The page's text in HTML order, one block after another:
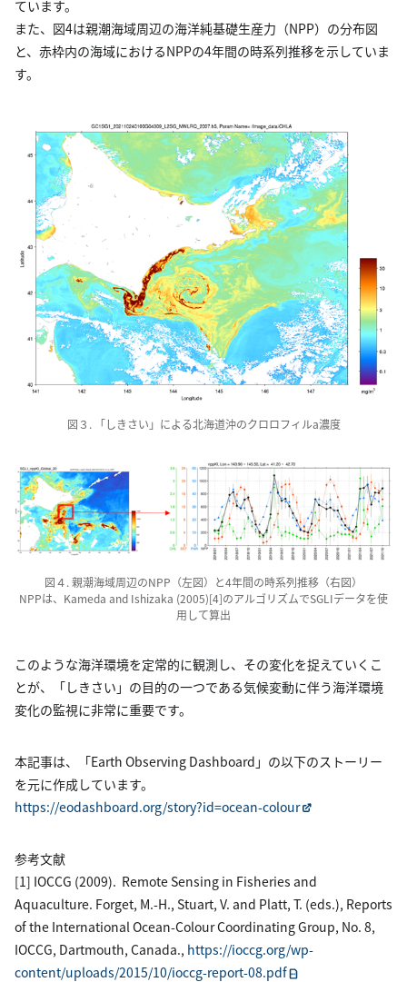
ています。
また、図4は親潮海域周辺の海洋純基礎生産力（NPP）の分布図
と、赤枠内の海域におけるNPPの4年間の時系列推移を示していま
す。
図３. 「しきさい」による北海道沖のクロロフィルa濃度
図４. 親潮海域周辺のNPP（左図）と4年間の時系列推移（右図）
NPPは、Kameda and Ishizaka (2005)[4]のアルゴリズムでSGLIデータを使
用して算出
このような海洋環境を定常的に観測し、その変化を捉えていくこ
とが、「しきさい」の目的の一つである気候変動に伴う海洋環境
変化の監視に非常に重要です。
本記事は、「Earth Observing Dashboard」の以下のストーリー
を元に作成しています。
https://eodashboard.org/story?id=ocean-colour
参考文献
[1] IOCCG (2009). Remote Sensing in Fisheries and
Aquaculture. Forget, M.-H., Stuart, V. and Platt, T. (eds.), Reports
of the International Ocean-Colour Coordinating Group, No. 8,
IOCCG, Dartmouth, Canada., https://ioccg.org/wp-
content/uploads/2015/10/ioccg-report-08.pdf